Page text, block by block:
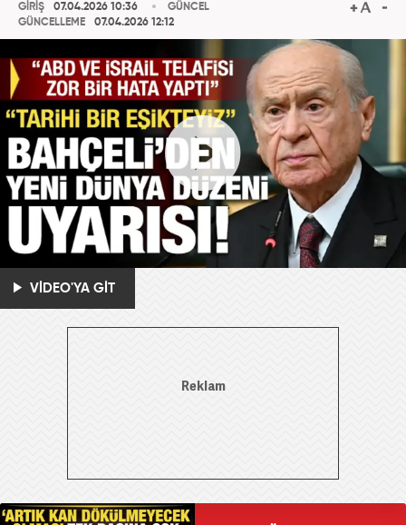
GİRİŞ
07.04.2026 10:36
GÜNCELLEME
07.04.2026 12:12
GÜNCEL
VİDEO'YA GİT